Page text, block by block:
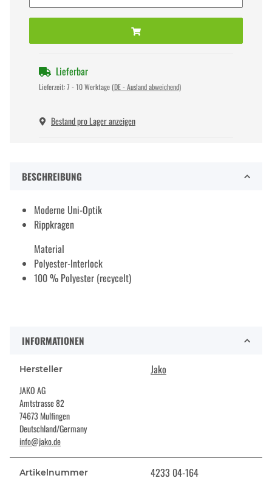
Lieferbar
Lieferzeit:7 - 10 Werktage (DE - Ausland abweichend)
Bestand pro Lager anzeigen
BESCHREIBUNG
Moderne Uni-Optik
Rippkragen
Material
Polyester-Interlock
100 % Polyester (recycelt)
INFORMATIONEN
Hersteller Jako
JAKO AG
Amtstrasse 82
74673 Mulfingen
Deutschland/Germany
info@jako.de
Artikelnummer 4233 04-164